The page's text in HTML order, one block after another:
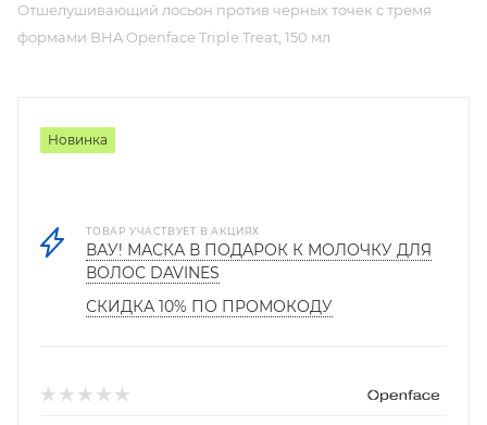
Отшелушивающий лосьон против черных точек с тремя
формами BHA Openface Triple Treat, 150 мл
Новинка
ТОВАР УЧАСТВУЕТ В АКЦИЯХ
ВАУ! МАСКА В ПОДАРОК К МОЛОЧКУ ДЛЯ
ВОЛОС DAVINES
СКИДКА 10% ПО ПРОМОКОДУ